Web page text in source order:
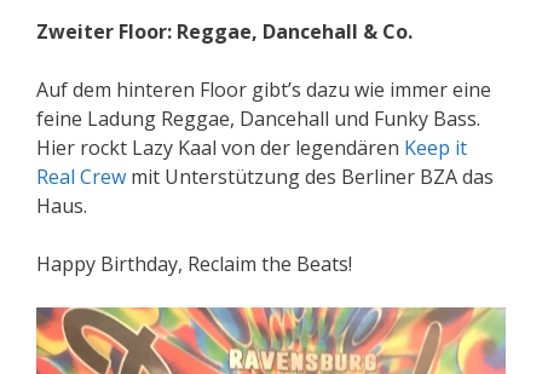
Zweiter Floor: Reggae, Dancehall & Co.
Auf dem hinteren Floor gibt’s dazu wie immer eine
feine Ladung Reggae, Dancehall und Funky Bass.
Hier rockt Lazy Kaal von der legendären Keep it
Real Crew mit Unterstützung des Berliner BZA das
Haus.
Happy Birthday, Reclaim the Beats!